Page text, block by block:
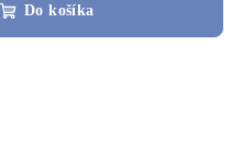
Do košíka